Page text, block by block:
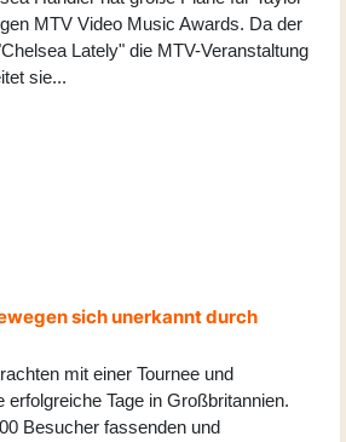
MTV Video Music Awards. Da der
Lately" die MTV-Veranstaltung
sie...
sich unerkannt durch
mit einer Tournee und
erfolgreiche Tage in Großbritannien.
Besucher fassenden und